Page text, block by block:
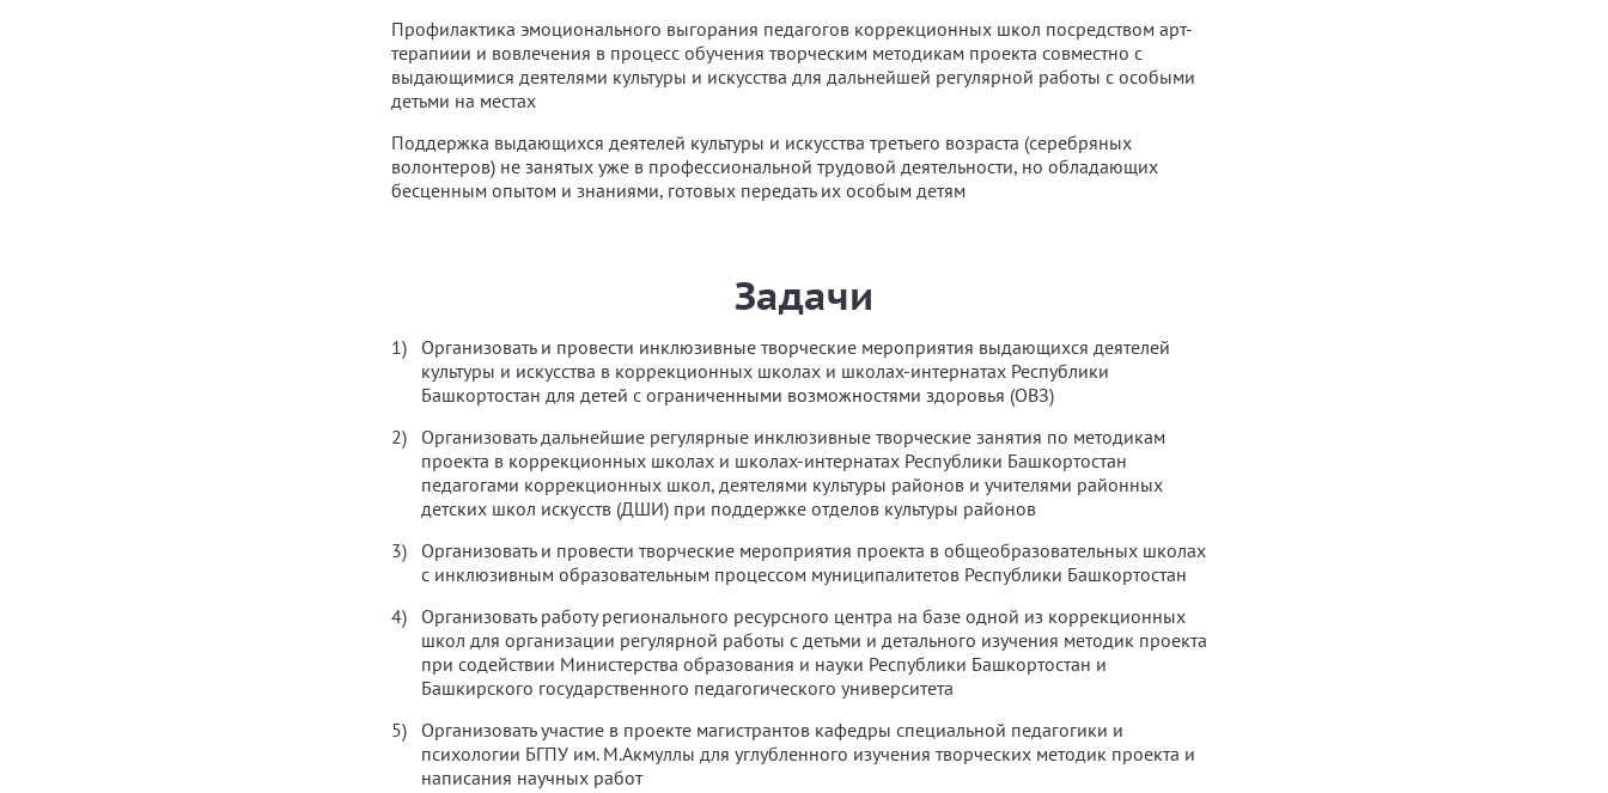
Профилактика эмоционального выгорания педагогов коррекционных школ посредством арт-
терапиии и вовлечения в процесс обучения творческим методикам проекта совместно с
выдающимися деятелями культуры и искусства для дальнейшей регулярной работы с особыми
детьми на местах
Поддержка выдающихся деятелей культуры и искусства третьего возраста (серебряных
волонтеров) не занятых уже в профессиональной трудовой деятельности, но обладающих
бесценным опытом и знаниями, готовых передать их особым детям
Задачи
Организовать и провести инклюзивные творческие мероприятия выдающихся деятелей
культуры и искусства в коррекционных школах и школах-интернатах Республики
Башкортостан для детей с ограниченными возможностями здоровья (ОВЗ)
Организовать дальнейшие регулярные инклюзивные творческие занятия по методикам
проекта в коррекционных школах и школах-интернатах Республики Башкортостан
педагогами коррекционных школ, деятелями культуры районов и учителями районных
детских школ искусств (ДШИ) при поддержке отделов культуры районов
Организовать и провести творческие мероприятия проекта в общеобразовательных школах
с инклюзивным образовательным процессом муниципалитетов Республики Башкортостан
Организовать работу регионального ресурсного центра на базе одной из коррекционных
школ для организации регулярной работы с детьми и детального изучения методик проекта
при содействии Министерства образования и науки Республики Башкортостан и
Башкирского государственного педагогического университета
Организовать участие в проекте магистрантов кафедры специальной педагогики и
психологии БГПУ им. М.Акмуллы для углубленного изучения творческих методик проекта и
написания научных работ